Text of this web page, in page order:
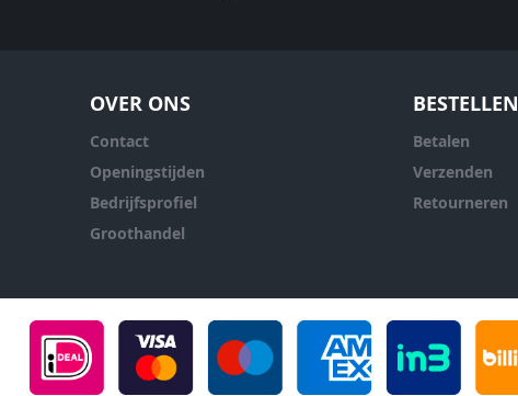
OVER ONS
Contact
Openingstijden
Bedrijfsprofiel
Groothandel
BESTELLEN
Betalen
Verzenden
Retourneren